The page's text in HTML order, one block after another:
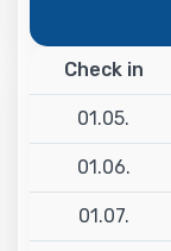
Check in
01.05.
01.06.
01.07.